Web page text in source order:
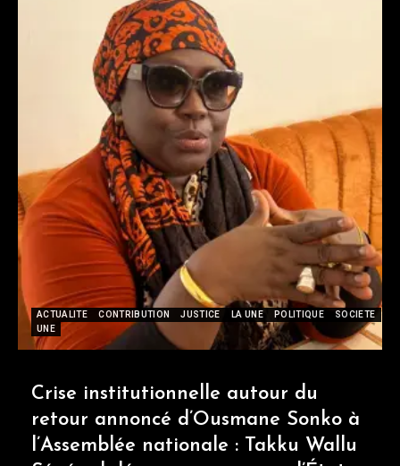
ACTUALITE CONTRIBUTION JUSTICE LA UNE POLITIQUE
SOCIETE
UNE
Crise institutionnelle autour du
retour annoncé d’Ousmane Sonko à
l’Assemblée nationale : Takku Wallu